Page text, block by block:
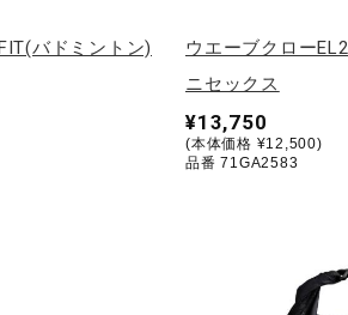
バドミントン)
ウエーブクロー
ニセックス
¥13,750
(本体価格 ¥12,500)
品番 71GA2583